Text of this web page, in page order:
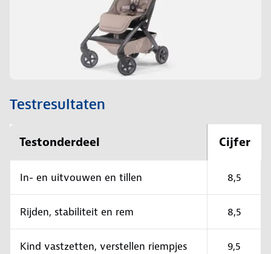
Testresultaten
Testonderdeel Cijfer
In- en uitvouwen en tillen 8,5
Rijden, stabiliteit en rem 8,5
Kind vastzetten, verstellen riempjes 9,5